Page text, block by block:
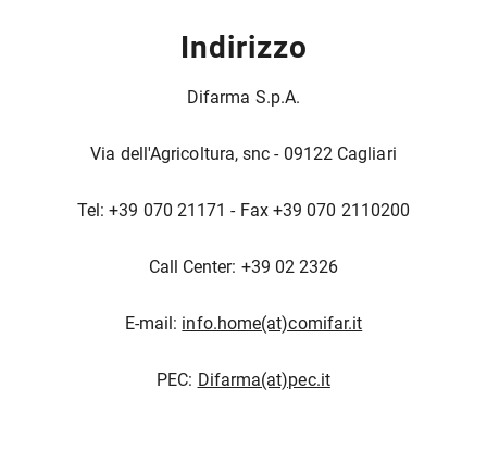
Indirizzo
Difarma S.p.A.
Via dell'Agricoltura, snc - 09122 Cagliari
Tel: +39 070 21171 - Fax +39 070 2110200
Call Center: +39 02 2326
E-mail: info.home(at)comifar.it
PEC: Difarma(at)pec.it